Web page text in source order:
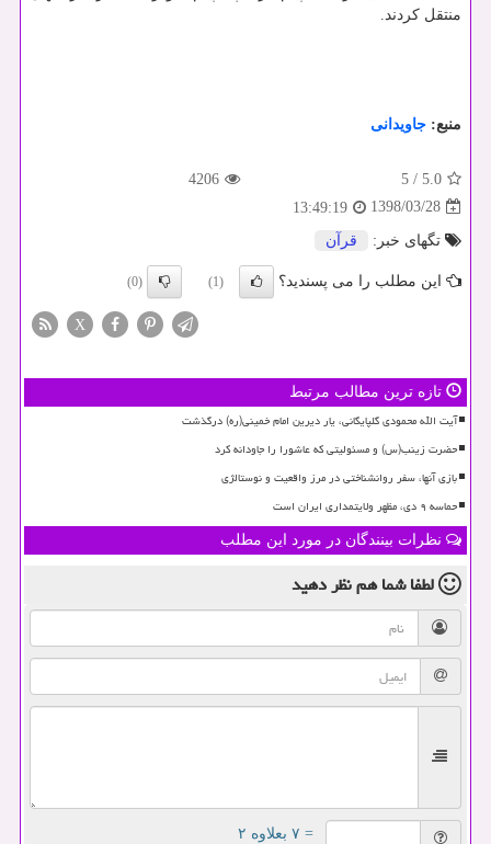
منتقل كردند.
منبع: جاویدانی
5.0
/
5
4206
1398/03/28
13:49:19
تگهای خبر:
قرآن
این مطلب را می پسندید؟ (1)
(0)
X
تازه ترین مطالب مرتبط
آیت الله محمودی گلپایگانی، یار دیرین امام خمینی(ره) درگذشت
حضرت زینب(س) و مسئولیتی که عاشورا را جاودانه کرد
بازی آنها، سفر روانشناختی در مرز واقعیت و نوستالژی
حماسه ۹ دی، مظهر ولایتمداری ایران است
نظرات بینندگان در مورد این مطلب
لطفا شما همنظر دهید
= ۷ بعلاوه ۲